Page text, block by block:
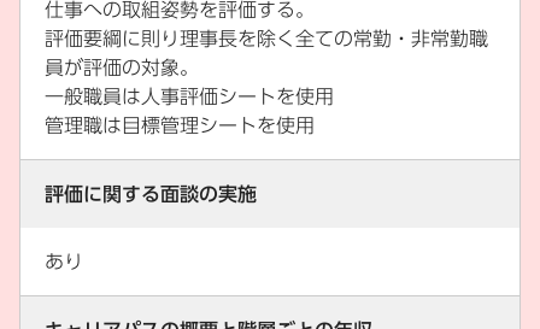
仕事への取組姿勢を評価する。
評価要綱に則り理事長を除く全ての常勤・非常勤職
員が評価の対象。
一般職員は人事評価シートを使用
管理職は目標管理シートを使用
評価に関する面談の実施
あり